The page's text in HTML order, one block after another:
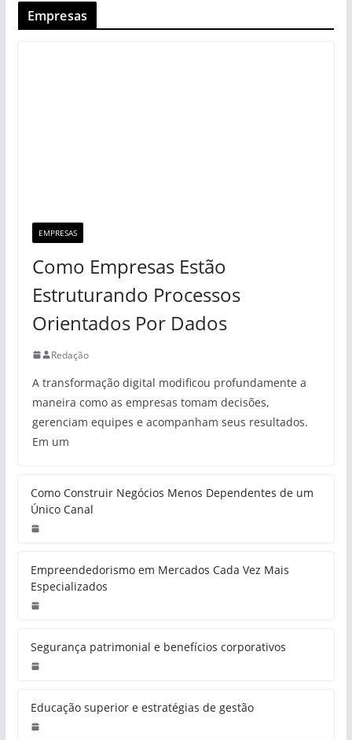
Empresas
EMPRESAS
Como Empresas Estão
Estruturando Processos
Orientados Por Dados
Redação
A transformação digital modificou profundamente a
maneira como as empresas tomam decisões,
gerenciam equipes e acompanham seus resultados.
Em um
Como Construir Negócios Menos Dependentes de um
Único Canal
Empreendedorismo em Mercados Cada Vez Mais
Especializados
Segurança patrimonial e benefícios corporativos
Educação superior e estratégias de gestão